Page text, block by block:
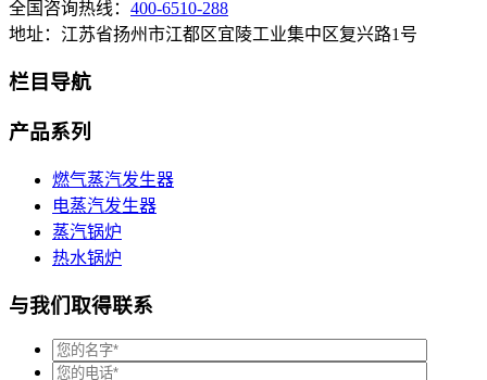
全国咨询热线： 400-6510-288
地址：江苏省扬州市江都区宜陵工业集中区复兴路1号
栏目导航
产品系列
燃气蒸汽发生器
电蒸汽发生器
蒸汽锅炉
热水锅炉
与我们取得联系